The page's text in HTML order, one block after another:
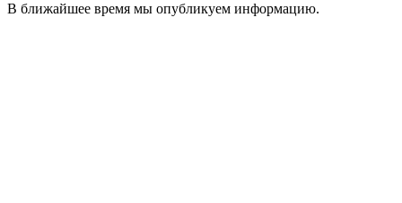
В ближайшее время мы опубликуем информацию.